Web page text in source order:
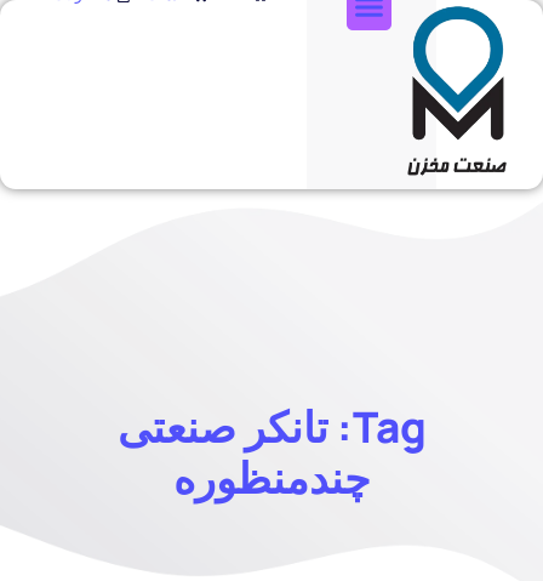
Tag: تانکر صنعتی
چندمنظوره